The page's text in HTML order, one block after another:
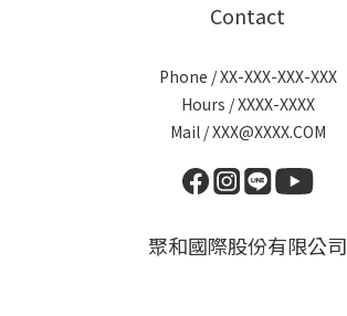
Contact
Phone / XX-XXX-XXX-XXX
Hours / XXXX-XXXX
Mail / XXX@XXXX.COM
聚和國際股份有限公司